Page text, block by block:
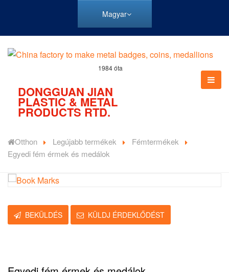
Magyar
1984 óta
DONGGUAN JIAN
PLASTIC & METAL
PRODUCTS RTD.
Otthon Legújabb termékek
Fémtermékek
Egyedi fém érmek és medálok
BEKÜLDÉS KÜLDJ ÉRDEKLŐDÉST